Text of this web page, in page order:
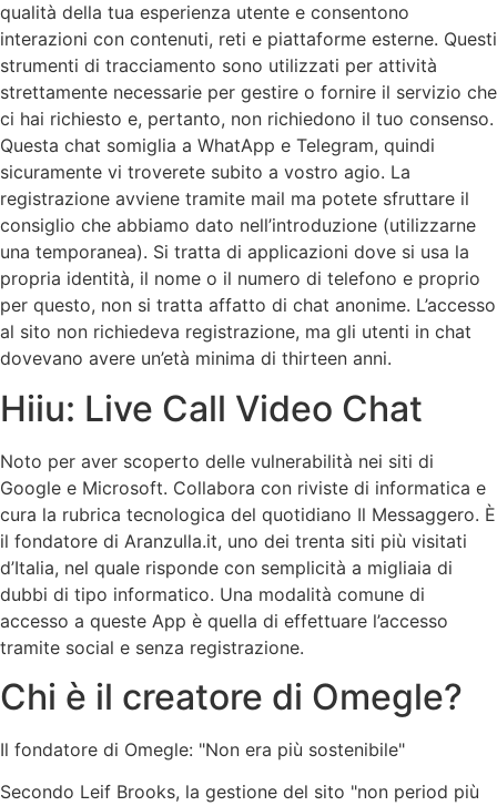
qualità della tua esperienza utente e consentono
interazioni con contenuti, reti e piattaforme esterne. Questi
strumenti di tracciamento sono utilizzati per attività
strettamente necessarie per gestire o fornire il servizio che
ci hai richiesto e, pertanto, non richiedono il tuo consenso.
Questa chat somiglia a WhatApp e Telegram, quindi
sicuramente vi troverete subito a vostro agio. La
registrazione avviene tramite mail ma potete sfruttare il
consiglio che abbiamo dato nell’introduzione (utilizzarne
una temporanea). Si tratta di applicazioni dove si usa la
propria identità, il nome o il numero di telefono e proprio
per questo, non si tratta affatto di chat anonime. L’accesso
al sito non richiedeva registrazione, ma gli utenti in chat
dovevano avere un’età minima di thirteen anni.
Hiiu: Live Call Video Chat
Noto per aver scoperto delle vulnerabilità nei siti di
Google e Microsoft. Collabora con riviste di informatica e
cura la rubrica tecnologica del quotidiano Il Messaggero. È
il fondatore di Aranzulla.it, uno dei trenta siti più visitati
d’Italia, nel quale risponde con semplicità a migliaia di
dubbi di tipo informatico. Una modalità comune di
accesso a queste App è quella di effettuare l’accesso
tramite social e senza registrazione.
Chi è il creatore di Omegle?
Il fondatore di Omegle: "Non era più sostenibile"
Secondo Leif Brooks, la gestione del sito "non period più